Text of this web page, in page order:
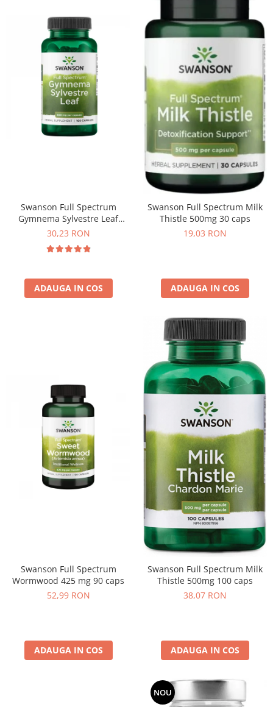
Swanson Full Spectrum
Gymnema Sylvestre Leaf
400mg 100 caps
30,23 RON
ADAUGA IN COS
Swanson Full Spectrum Milk
Thistle 500mg 30 caps
19,03 RON
ADAUGA IN COS
Swanson Full Spectrum
Wormwood 425 mg 90 caps
52,99 RON
ADAUGA IN COS
Swanson Full Spectrum Milk
Thistle 500mg 100 caps
38,07 RON
ADAUGA IN COS
NOU